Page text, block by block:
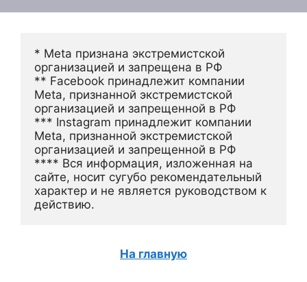
* Meta признана экстремистской
организацией и запрещена в РФ
** Facebook принадлежит компании
Meta, признанной экстремистской
организацией и запрещенной в РФ
*** Instagram принадлежит компании
Meta, признанной экстремистской
организацией и запрещенной в РФ
**** Вся информация, изложенная на
сайте, носит сугубо рекомендательный
характер и не является руководством к
действию.
На главную